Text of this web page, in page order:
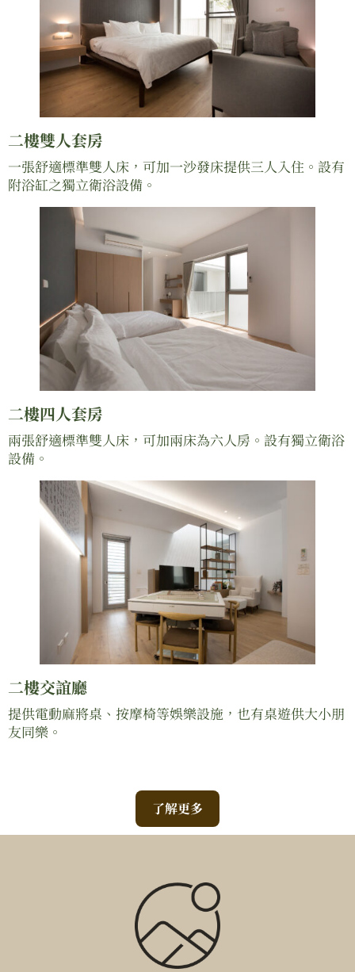
二樓雙人套房
一張舒適標準雙人床，可加一沙發床提供三人入住。設有
附浴缸之獨立衛浴設備。
二樓四人套房
兩張舒適標準雙人床，可加兩床為六人房。設有獨立衛浴
設備。
二樓交誼廳
提供電動麻將桌、按摩椅等娛樂設施，也有桌遊供大小朋
友同樂。
了解更多